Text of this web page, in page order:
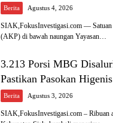
Berita Agustus 4, 2026
SIAK,FokusInvestigasi.com — Satuan
(AKP) di bawah naungan Yayasan…
3.213 Porsi MBG
Pastikan Pasokan
Berita Agustus 3, 2026
SIAK,FokusInvestigasi.com – Ribuan